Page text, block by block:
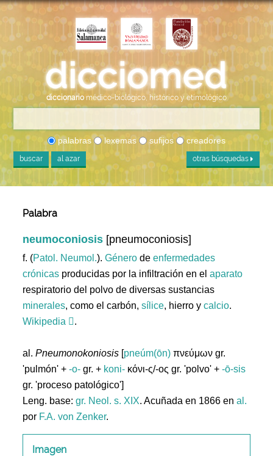
diccionario médico-biológico, histórico y etimológico
palabras lexemas sufijos creadores
buscar al azar otras búsquedas
Palabra
neumoconiosis [pneumoconiosis]
f. (Patol. Neumol.).Género deenfermedades
crónicas producidas por la infiltración en elaparato
respiratorio del polvo de diversas sustancias
minerales, como el carbón,sílice, hierro ycalcio.
Wikipedia
.
al.Pneumonokoniosis [pneúm(ōn) πνεύμων gr.
'pulmón' +-o- gr. + koni- κόνι-ς/-ος gr. 'polvo' +-ō-sis
gr. 'proceso patológico']
Leng. base:gr. Neol. s. XIX. Acuñada en 1866 enal.
por F.A. von Zenker.
Imagen